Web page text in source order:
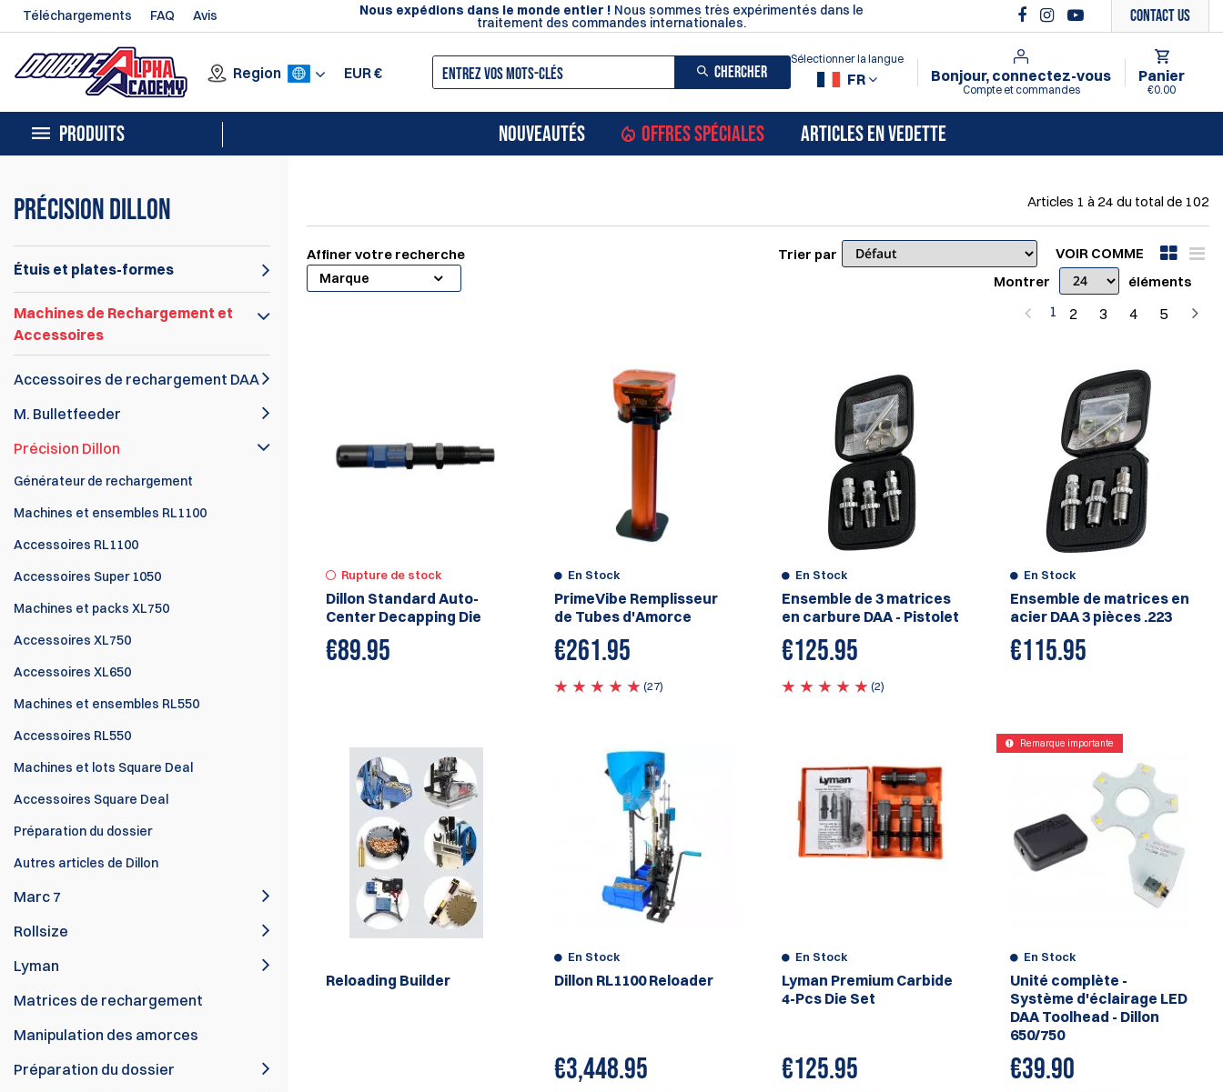
Téléchargements FAQ Avis Nous expédions dans le monde entier ! Nous sommes très expérimentés dans le
traitement des commandes internationales. Contact Us
Region EUR€ CHERCHER FR
Sélectionner la langue
Bonjour, connectez-vous
Compte et commandes
Panier
€0.00
PRODUITS NOUVEAUTÉS OFFRES SPÉCIALES ARTICLES EN VEDETTE
Précision Dillon
Étuis et plates-formes
Machines de Rechargement et
Accessoires
Accessoires de rechargement DAA
M. Bulletfeeder
Précision Dillon
Générateur de rechargement
Machines et ensembles RL1100
Accessoires RL1100
Accessoires Super 1050
Machines et packs XL750
Accessoires XL750
Accessoires XL650
Machines et ensembles RL550
Accessoires RL550
Machines et lots Square Deal
Accessoires Square Deal
Préparation du dossier
Autres articles de Dillon
Marc 7
Rollsize
Lyman
Matrices de rechargement
Manipulation des amorces
Préparation du dossier
Articles 1 à 24 du total de 102
Affiner votre recherche
Marque
VOIR COMME
Trier par
Montrer
éléments
1 2 3 4 5
Rupture de stock
Dillon Standard Auto-
Center Decapping Die
€89.95
En Stock
PrimeVibe Remplisseur
de Tubes d'Amorce
€261.95
(27)
En Stock
Ensemble de 3 matrices
en carbure DAA - Pistolet
€125.95
(2)
En Stock
Ensemble de matrices en
acier DAA 3 pièces .223
€115.95
Reloading Builder
En Stock
Dillon RL1100 Reloader
€3,448.95
En Stock
Lyman Premium Carbide
4-Pcs Die Set
€125.95
En Stock
Unité complète -
Système d'éclairage LED
DAA Toolhead - Dillon
650/750
€39.90
Remarque importante